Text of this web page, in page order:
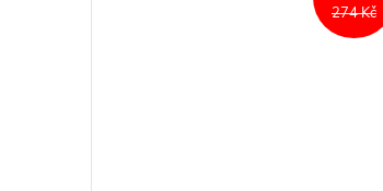
274 Kč